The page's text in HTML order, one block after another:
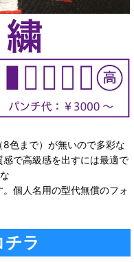
色まで）が無いので多彩な
で高級感を出すには最適で
個人名用の型代無償のフォ
ラ